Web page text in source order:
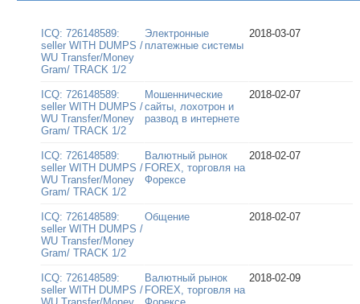
ICQ: 726148589:
seller WITH DUMPS /
WU Transfer/Money
Gram/ TRACK 1/2
Электронные
платежные системы
2018-03-07
ICQ: 726148589:
seller WITH DUMPS /
WU Transfer/Money
Gram/ TRACK 1/2
Мошеннические
сайты, лохотрон и
развод в интернете
2018-02-07
ICQ: 726148589:
seller WITH DUMPS /
WU Transfer/Money
Gram/ TRACK 1/2
Валютный рынок
FOREX, торговля на
Форексе
2018-02-07
ICQ: 726148589:
seller WITH DUMPS /
WU Transfer/Money
Gram/ TRACK 1/2
Общение 2018-02-07
ICQ: 726148589:
seller WITH DUMPS /
WU Transfer/Money
Валютный рынок
FOREX, торговля на
Форексе
2018-02-09